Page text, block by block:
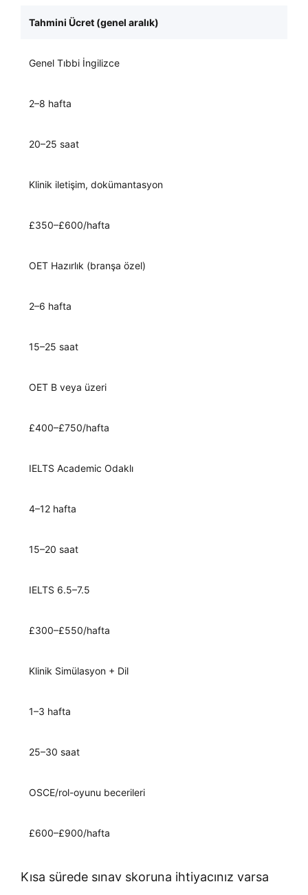
Tahmini Ücret (genel aralık)
Genel Tıbbi İngilizce
2–8 hafta
20–25 saat
Klinik iletişim, dokümantasyon
£350–£600/hafta
OET Hazırlık (branşa özel)
2–6 hafta
15–25 saat
OET B veya üzeri
£400–£750/hafta
IELTS Academic Odaklı
4–12 hafta
15–20 saat
IELTS 6.5–7.5
£300–£550/hafta
Klinik Simülasyon + Dil
1–3 hafta
25–30 saat
OSCE/rol-oyunu becerileri
£600–£900/hafta
Kısa sürede sınav skoruna ihtiyacınız varsa